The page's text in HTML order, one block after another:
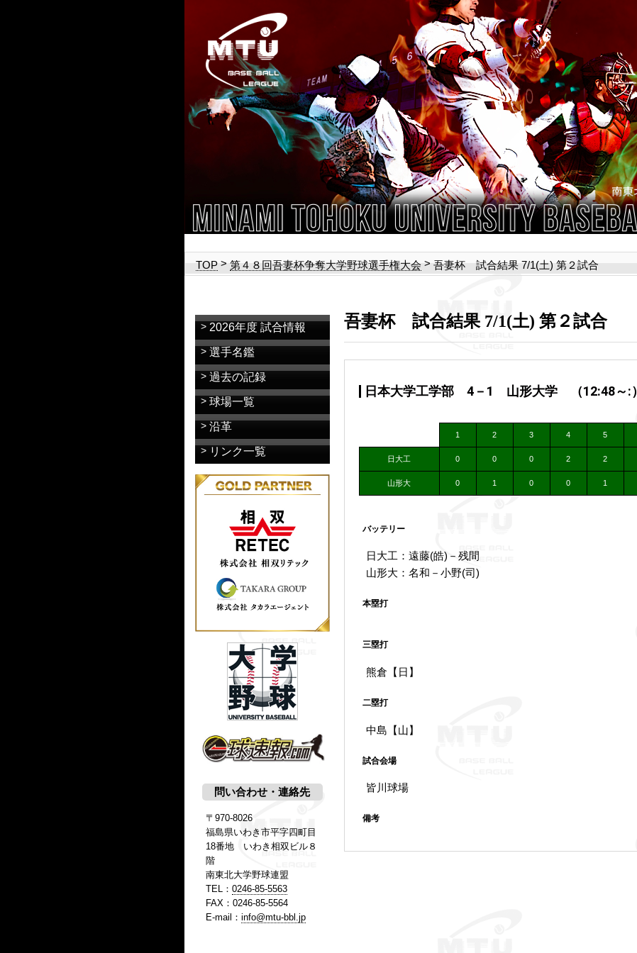
TOP> 第４８回吾妻杯争奪大学野球選手権大会> 吾妻杯 試合結果 7/1(土) 第２試合
吾妻杯 試合結果 7/1(土) 第２試合
日本大学工学部 4－1 山形大学 （12:48～:）
1 2 3 4 5
日大工 0 0 0 2 2
山形大 0 1 0 0 1
バッテリー
日大工：遠藤(皓)－残間
山形大：名和－小野(司)
本塁打
三塁打
熊倉【日】
二塁打
中島【山】
試合会場
皆川球場
備考
2026年度 試合情報
選手名鑑
過去の記録
球場一覧
沿革
リンク一覧
問い合わせ・連絡先
〒970-8026
福島県いわき市平字四町目
18番地 いわき相双ビル８
階
南東北大学野球連盟
TEL： 0246-85-5563
FAX：0246-85-5564
E-mail： info@mtu-bbl.jp